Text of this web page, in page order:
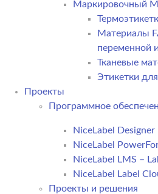
Маркировочный
Материалы
переменной
Тканевые
Этикетки
Проекты
Программное
NiceLabel Designer
NiceLabel
NiceLabel LMS –
NiceLabel Label
Проекты и решения